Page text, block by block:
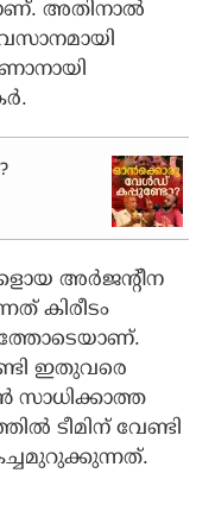
അതിനാല്‍
അര്‍ജന്റീന
കിരീടം
ഇതുവരെ
സാധിക്കാത്ത
ടീമിന് വേണ്ടി